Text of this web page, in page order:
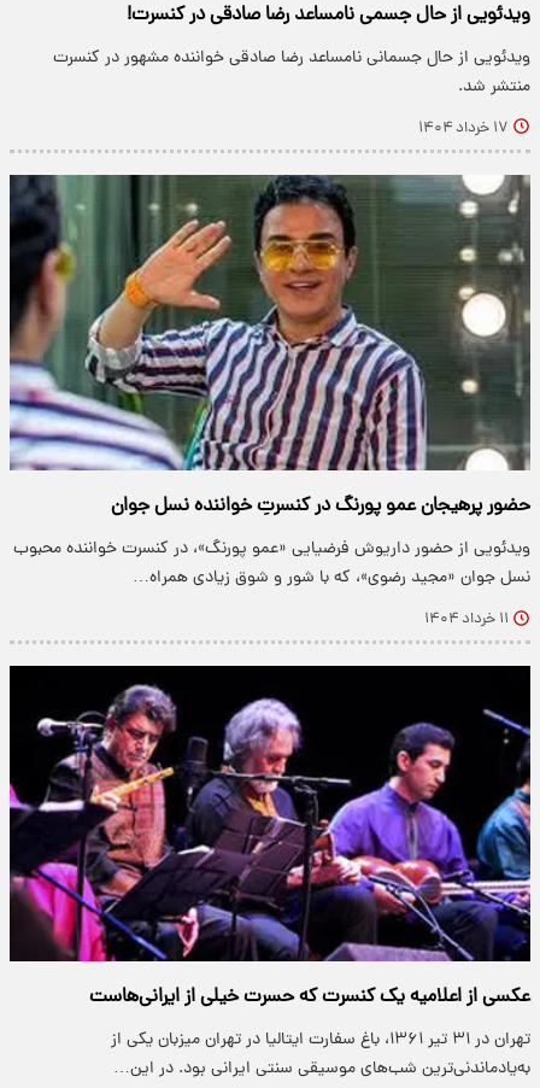
ویدئویی از حال جسمی نامساعد رضا صادقی در کنسرت!
ویدئویی از حال جسمانی نامساعد رضا صادقی خواننده مشهور در کنسرت
منتشر شد.
۱۷ خرداد ۱۴۰۴
حضور پرهیجان عمو پورنگ در کنسرتِ خواننده نسل جوان
ویدئویی از حضور داریوش فرضیایی «عمو پورنگ»، در کنسرت خواننده محبوب
نسل جوان «مجید رضوی»، که با شور و شوق زیادی همراه…
۱۱ خرداد ۱۴۰۴
عکسی از اعلامیه یک کنسرت که حسرت خیلی از ایرانی‌هاست
تهران در ۳۱ تیر ۱۳۶۱، باغ سفارت ایتالیا در تهران میزبان یکی از
به‌یادماندنی‌ترین شب‌های موسیقی سنتی ایرانی بود. در این…